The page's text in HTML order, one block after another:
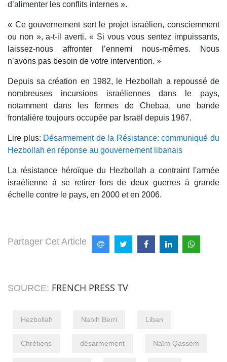
d’alimenter les conflits internes ».
« Ce gouvernement sert le projet israélien, consciemment
ou non », a-t-il averti. « Si vous vous sentez impuissants,
laissez-nous affronter l’ennemi nous-mêmes. Nous
n’avons pas besoin de votre intervention. »
Depuis sa création en 1982, le Hezbollah a repoussé de
nombreuses incursions israéliennes dans le pays,
notamment dans les fermes de Chebaa, une bande
frontalière toujours occupée par Israël depuis 1967.
Lire plus: Désarmement de la Résistance: communiqué du
Hezbollah en réponse au gouvernement libanais
La résistance héroïque du Hezbollah a contraint l'armée
israélienne à se retirer lors de deux guerres à grande
échelle contre le pays, en 2000 et en 2006.
Partager Cet Article
SOURCE: FRENCH PRESS TV
Hezbollah Nabih Berri Liban
Chrétiens désarmement Naïm Qassem